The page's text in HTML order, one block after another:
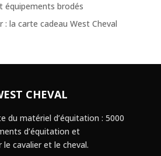
équipements brodés
: la carte cadeau West Cheval
CHEVAL
du matériel d’équitation : 5000
d’équitation et
le cavalier et le cheval.